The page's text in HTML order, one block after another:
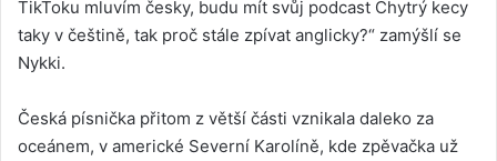
TikToku mluvím česky, budu mít svůj podcast Chytrý kecy
taky v češtině, tak proč stále zpívat anglicky?“ zamýšlí se
Nykki.
Česká písnička přitom z větší části vznikala daleko za
oceánem, v americké Severní Karolíně, kde zpěvačka už